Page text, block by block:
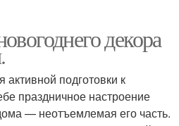
декора
подготовки к
праздничное настроение
— неотъемлемая его часть.